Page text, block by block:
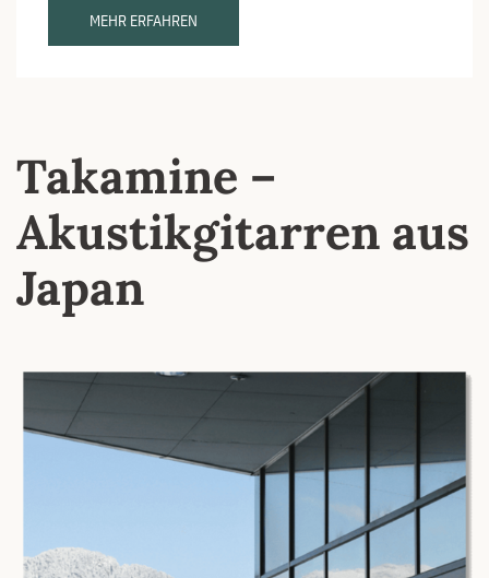
MEHR ERFAHREN
Takamine –
Akustikgitarren aus
Japan